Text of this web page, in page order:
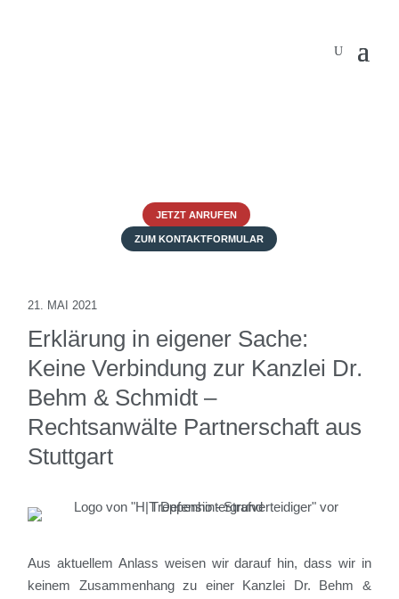
JETZT ANRUFEN
ZUM KONTAKTFORMULAR
21. MAI 2021
Erklärung in eigener Sache:
Keine Verbindung zur Kanzlei Dr.
Behm & Schmidt –
Rechtsanwälte Partnerschaft aus
Stuttgart
Aus aktuellem Anlass weisen wir darauf hin, dass wir in
keinem Zusammenhang zu einer Kanzlei Dr. Behm &